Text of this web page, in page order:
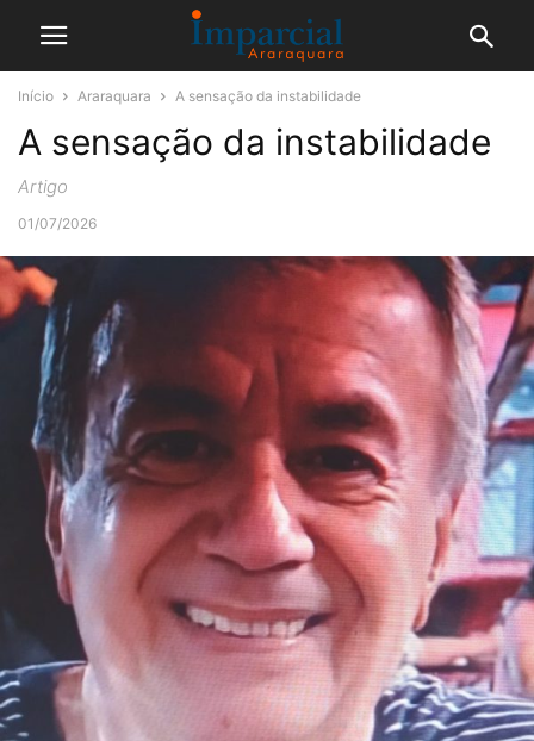
Início Araraquara A sensação da instabilidade
A sensação da instabilidade
Artigo
01/07/2026